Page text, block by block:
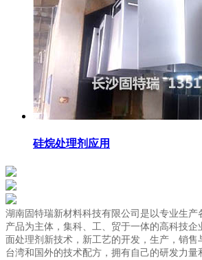
硅烷处理剂应用
湖南固特瑞新材料科技有限公司是以专业生产
产品为主体，集科、工、贸于一体的高科技企
面处理剂新技术，新工艺的开发，生产，销售
台湾和国外的技术配方，拥有自己的研发力量